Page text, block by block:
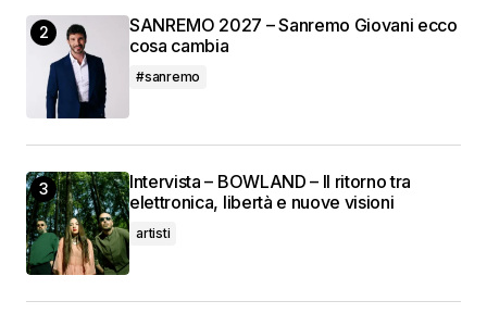
SANREMO 2027 – Sanremo Giovani ecco
cosa cambia
#sanremo
Intervista – BOWLAND – Il ritorno tra
elettronica, libertà e nuove visioni
artisti